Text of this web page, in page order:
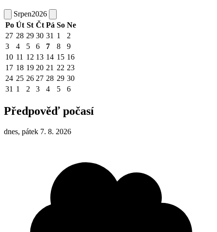
Srpen2026
Po Út St Čt Pá So Ne
27 28 29 30 31 1
2
3
4 5 6 7 8
9
10 11 12 13 14 15 16
17 18 19 20 21 22 23
24 25 26 27 28 29 30
31 1 2 3 4 5 6
Předpověď počasí
dnes, pátek 7. 8. 2026